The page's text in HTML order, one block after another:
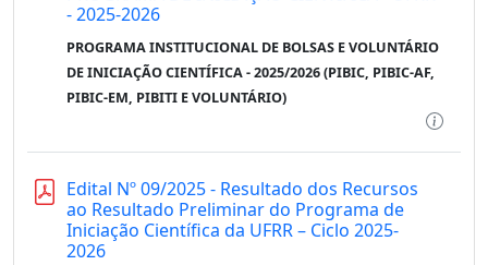
- 2025-2026
PROGRAMA INSTITUCIONAL DE BOLSAS E VOLUNTÁRIO
DE INICIAÇÃO CIENTÍFICA - 2025/2026 (PIBIC, PIBIC-AF,
PIBIC-EM, PIBITI E VOLUNTÁRIO)
Edital Nº 09/2025 - Resultado dos Recursos
ao Resultado Preliminar do Programa de
Iniciação Científica da UFRR – Ciclo 2025-
2026